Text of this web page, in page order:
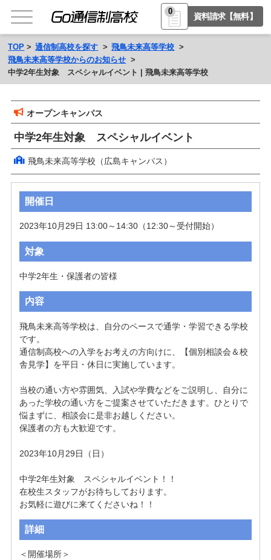
0
資料請求【無料】
TOP 通信制高校を探す
飛鳥未来高等学校
飛鳥未来高等学校からのお知らせ
中学2年生対象 スペシャルイベント | 飛鳥未来高等学校
オープンキャンパス
中学2年生対象 スペシャルイベント
飛鳥未来高等学校（広島キャンパス）
開催日
2023年10月29日 13:00～14:30（12:30～受付開始）
対象
中学2年生・保護者の皆様
内容
飛鳥未来高等学校は、自分のペースで通学・学習できる学校
です。
通信制高校への入学をお考えの方向けに、【個別相談会＆校
舎見学】を平日・休日に実施しています。
当校の通い方や雰囲気、入試や学費などをご説明し、自分に
あった学校の通い方をご提案させていただきます。ひとりで
悩まずに、相談会に是非お越しください。
保護者の方も大歓迎です。
2023年10月29日（日）
中学2年生対象　スペシャルイベント！！
在校生スタッフがお待ちしております。
お気軽に遊びに来てくださいね！！
詳細
＜開催場所＞